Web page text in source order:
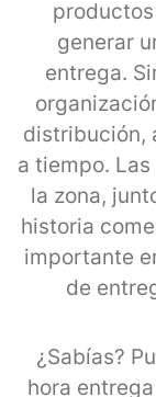
generar
entrega.
distribución,
a tiempo.
la zona,
historia
importante
de
¿Sabías?
hora